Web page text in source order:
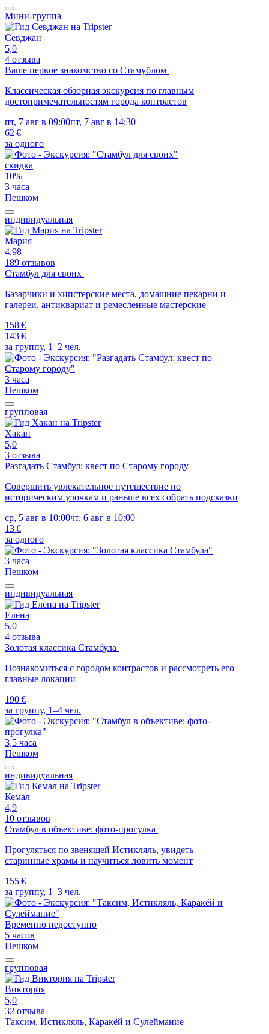
Мини-группа
Севджан
5,0
4 отзыва
Ваше первое знакомство со Стамублом
Классическая обзорная экскурсия по главным
достопримечательностям города контрастов
пт, 7 авг в 09:00пт, 7 авг в 14:30
62 €
за одного
скидка
10%
3 часа
Пешком
индивидуальная
Мария
4,98
189 отзывов
Стамбул для своих
Базарчики и хипстерские места, домашние пекарни и
галереи, антиквариат и ремесленные мастерские
158 €
143 €
за группу, 1–2 чел.
3 часа
Пешком
групповая
Хакан
5,0
3 отзыва
Разгадать Стамбул: квест по Старому городу
Совершить увлекательное путешествие по
историческим улочкам и раньше всех собрать подсказки
ср, 5 авг в 10:00чт, 6 авг в 10:00
13 €
за одного
3 часа
Пешком
индивидуальная
Елена
5,0
4 отзыва
Золотая классика Стамбула
Познакомиться с городом контрастов и рассмотреть его
главные локации
190 €
за группу, 1–4 чел.
3,5 часа
Пешком
индивидуальная
Кемал
4,9
10 отзывов
Стамбул в объективе: фото-прогулка
Прогуляться по звенящей Истикляль, увидеть
старинные храмы и научиться ловить момент
155 €
за группу, 1–3 чел.
Временно недоступно
5 часов
Пешком
групповая
Виктория
5,0
32 отзыва
Таксим, Истикляль, Каракёй и Сулеймание